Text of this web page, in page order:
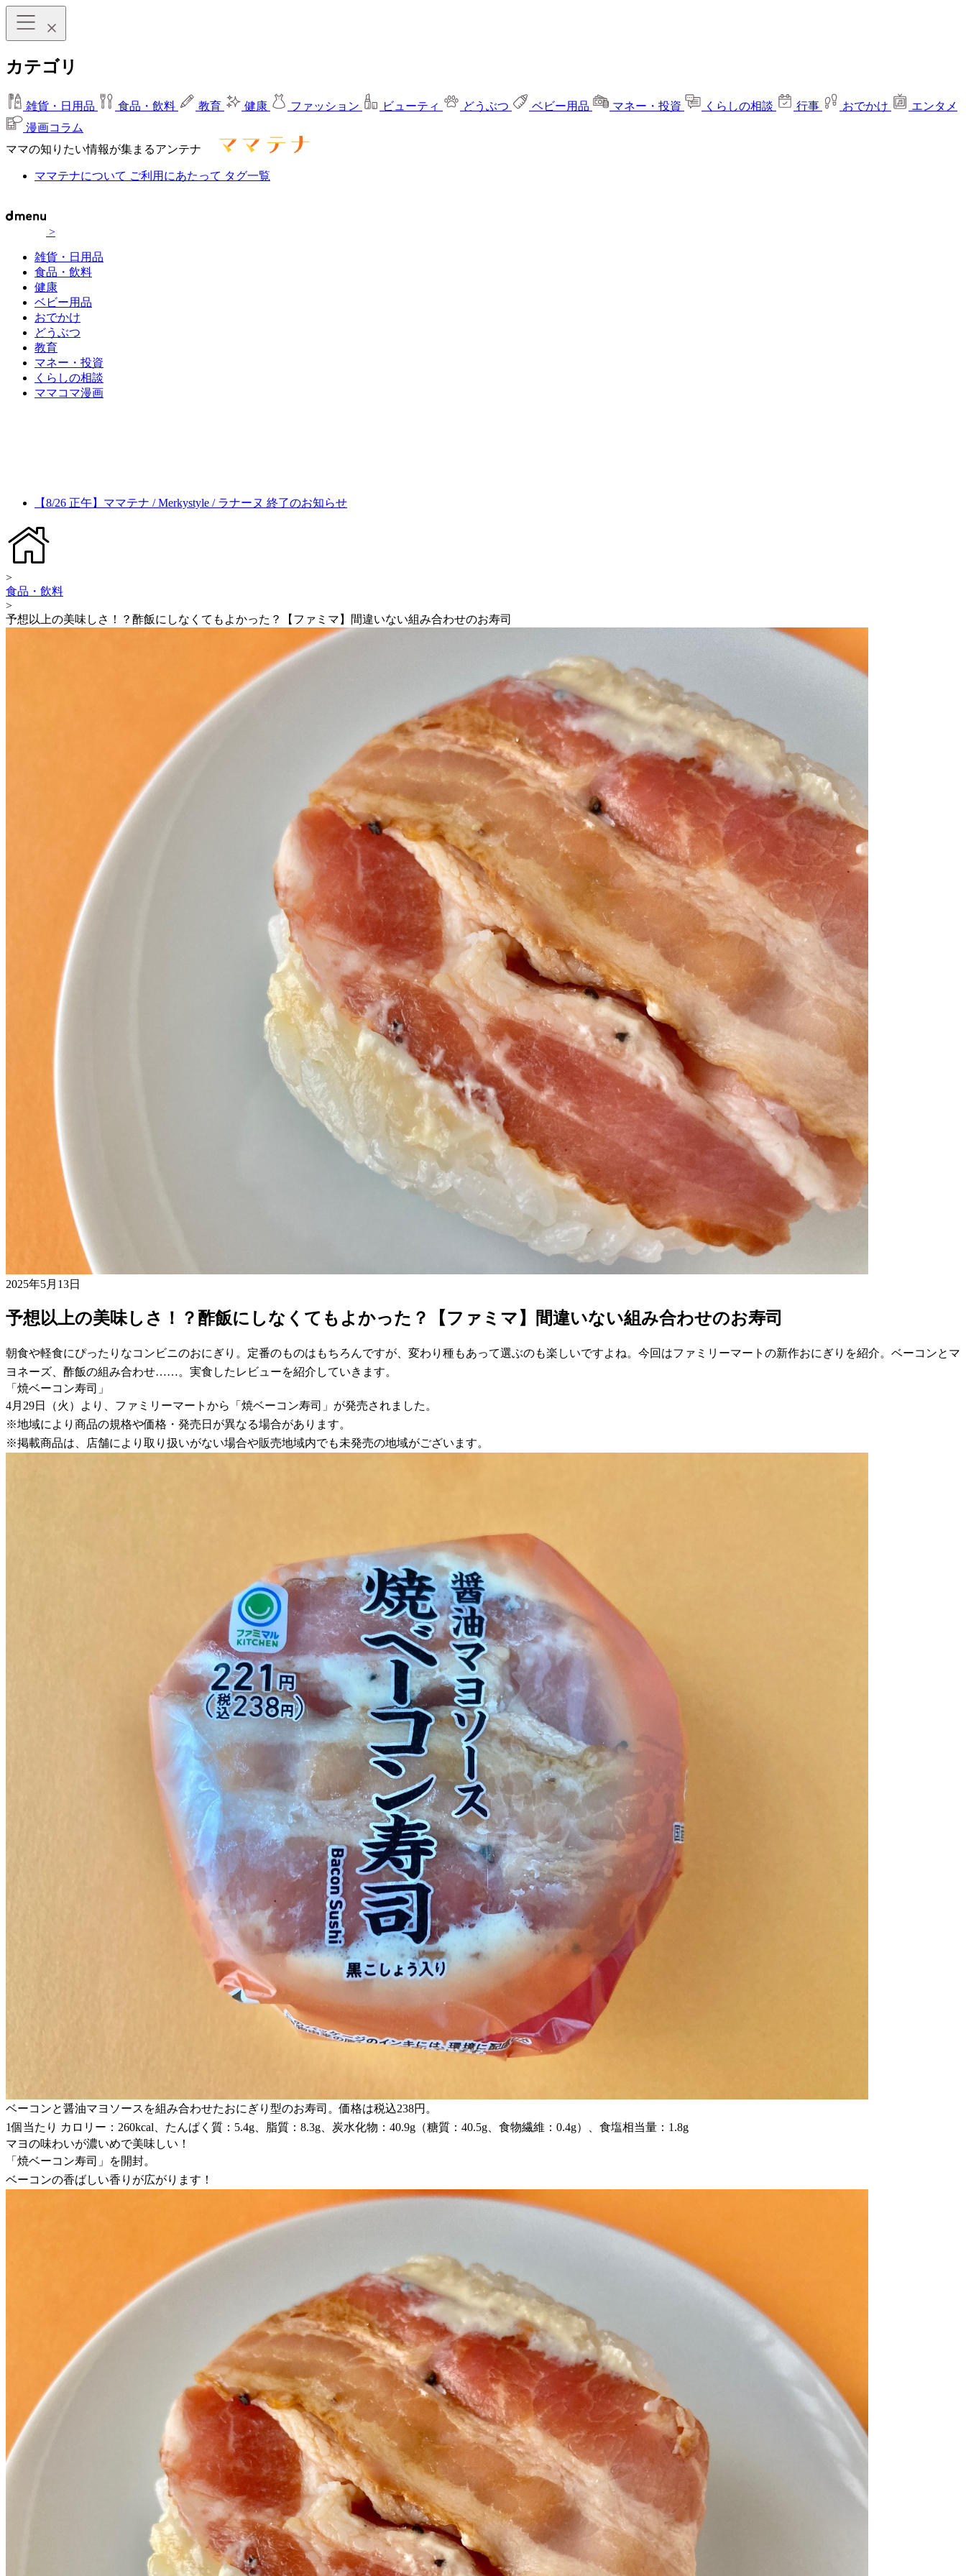
カテゴリ
雑貨・日用品 食品・飲料 教育 健康 ファッション ビューティ どうぶつ ベビー用品 マネー・投資 くらしの相談 行事 おでかけ
エンタメ
漫画コラム
ママの知りたい情報が集まるアンテナ
ママテナについて ご利用にあたって タグ一覧
>
雑貨・日用品
食品・飲料
健康
ベビー用品
おでかけ
どうぶつ
教育
マネー・投資
くらしの相談
ママコマ漫画
【8/26 正午】ママテナ / Merkystyle / ラナーヌ 終了のお知らせ
>
食品・飲料
>
予想以上の美味しさ！？酢飯にしなくてもよかった？【ファミマ】間違いない組み合わせのお寿司
2025年5月13日
予想以上の美味しさ！？酢飯にしなくてもよかった？【ファミマ】間違いない組み合わせのお寿司
朝食や軽食にぴったりなコンビニのおにぎり。定番のものはもちろんですが、変わり種もあって選ぶのも楽しいですよね。今回はファミリーマートの新作おにぎりを紹介。ベーコンとマ
ヨネーズ、酢飯の組み合わせ……。実食したレビューを紹介していきます。
「焼ベーコン寿司」
4月29日（火）より、ファミリーマートから「焼ベーコン寿司」が発売されました。
※地域により商品の規格や価格・発売日が異なる場合があります。
※掲載商品は、店舗により取り扱いがない場合や販売地域内でも未発売の地域がございます。
ベーコンと醤油マヨソースを組み合わせたおにぎり型のお寿司。価格は税込238円。
1個当たり カロリー：260kcal、たんぱく質：5.4g、脂質：8.3g、炭水化物：40.9g（糖質：40.5g、食物繊維：0.4g）、食塩相当量：1.8g
マヨの味わいが濃いめで美味しい！
「焼ベーコン寿司」を開封。
ベーコンの香ばしい香りが広がります！